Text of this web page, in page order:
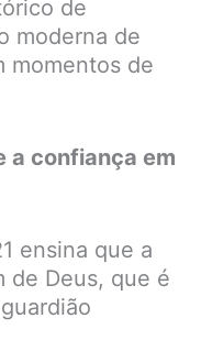
de
moderna de
momentos de
a confiança em
ensina que a
de Deus, que é